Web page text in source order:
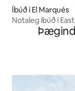
Íbúð í El Marqués
Notaleg íbúð í